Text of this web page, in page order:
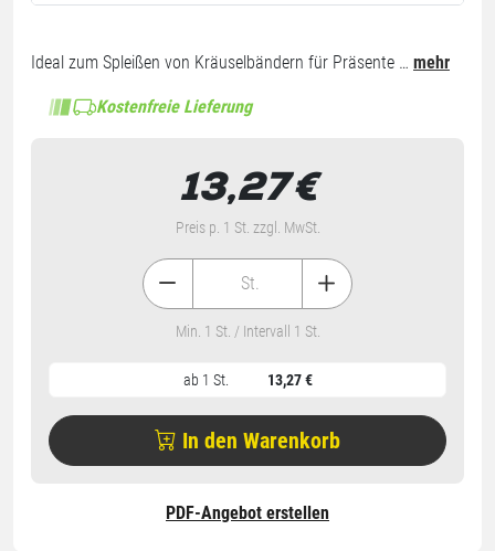
Ideal zum Spleißen von Kräuselbändern für Präsente … mehr
Kostenfreie Lieferung
13,27€
Preis p. 1 St. zzgl. MwSt.
ab 1 St. 13,27 €
St.
Min. 1 St. / Intervall 1 St.
In den Warenkorb
PDF-Angebot erstellen